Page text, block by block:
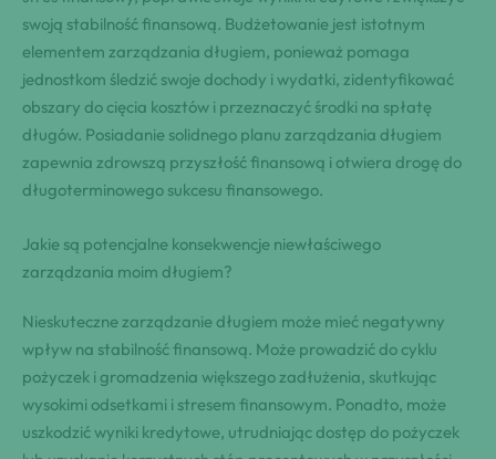
swoją stabilność finansową. Budżetowanie jest istotnym
elementem zarządzania długiem, ponieważ pomaga
jednostkom śledzić swoje dochody i wydatki, zidentyfikować
obszary do cięcia kosztów i przeznaczyć środki na spłatę
długów. Posiadanie solidnego planu zarządzania długiem
zapewnia zdrowszą przyszłość finansową i otwiera drogę do
długoterminowego sukcesu finansowego.
Jakie są potencjalne konsekwencje niewłaściwego
zarządzania moim długiem?
Nieskuteczne zarządzanie długiem może mieć negatywny
wpływ na stabilność finansową. Może prowadzić do cyklu
pożyczek i gromadzenia większego zadłużenia, skutkując
wysokimi odsetkami i stresem finansowym. Ponadto, może
uszkodzić wyniki kredytowe, utrudniając dostęp do pożyczek